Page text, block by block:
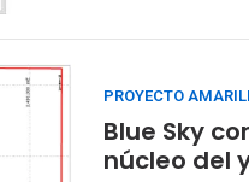
PROYECTO
Blue Sky
núcleo del